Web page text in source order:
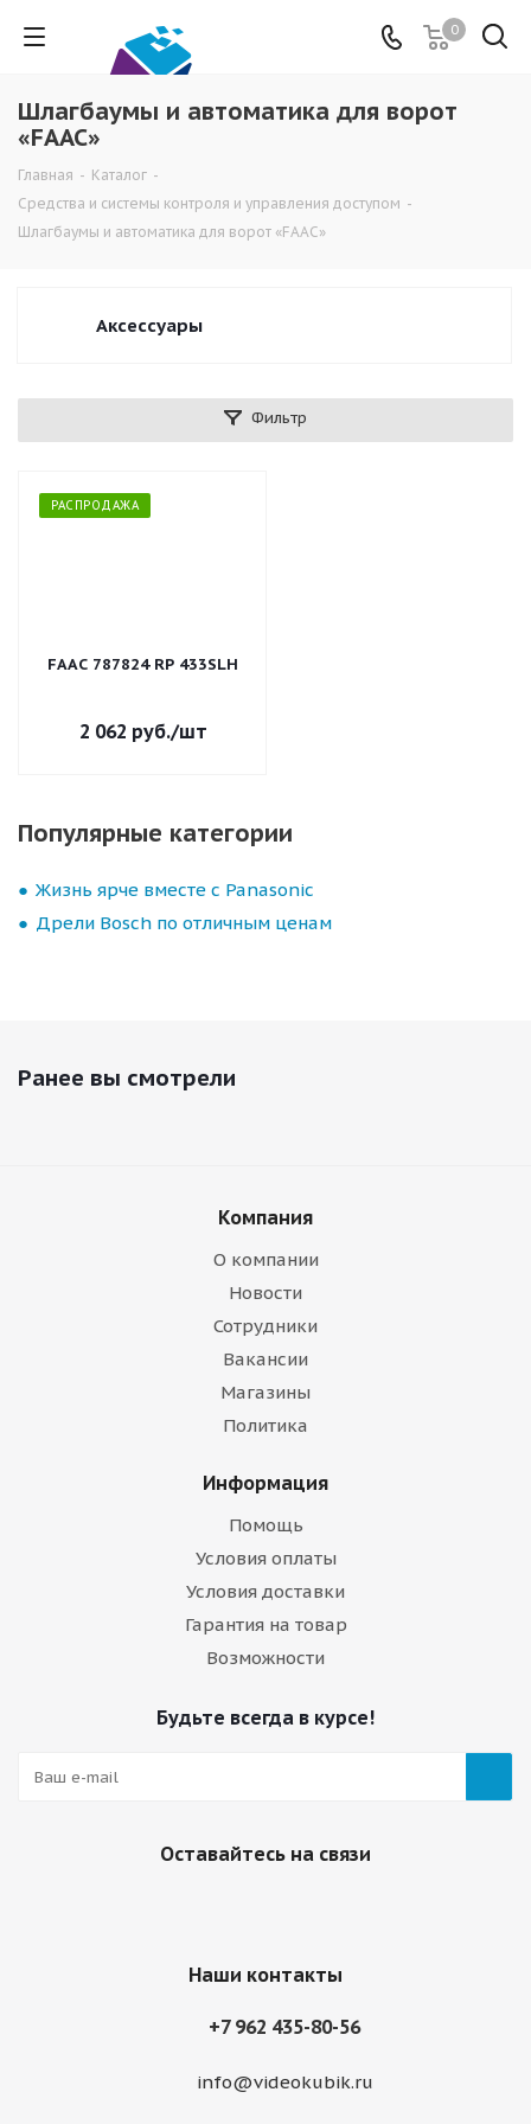
0
Шлагбаумы и автоматика для ворот
«FAAC»
Главная - Каталог -
Средства и системы контроля и управления доступом -
Шлагбаумы и автоматика для ворот «FAAC»
Аксессуары
Фильтр
РАСПРОДАЖА
FAAC 787824 RP 433SLH
2 062 руб./шт
Популярные категории
Жизнь ярче вместе с Panasonic
Дрели Bosch по отличным ценам
Ранее вы смотрели
Компания
О компании
Новости
Сотрудники
Вакансии
Магазины
Политика
Информация
Помощь
Условия оплаты
Условия доставки
Гарантия на товар
Возможности
Будьте всегда в курсе!
Оставайтесь на связи
Наши контакты
+7 962 435-80-56
info@videokubik.ru